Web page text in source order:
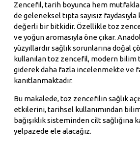
Zencefil, tarih boyunca hem
de geleneksel tıpta sayısız
değerli bir bitkidir. Özellikle toz
ve yoğun aromasıyla öne çıkar.
yüzyıllardır sağlık sorunlarına doğal
kullanılan toz zencefil, modern bilim
giderek daha fazla incelenmekte ve
kanıtlanmaktadır.
Bu makalede, toz zencefilin sağlık
etkilerini, tarihsel kullanımından
bağışıklık sisteminden cilt sağlığına
yelpazede ele alacağız.